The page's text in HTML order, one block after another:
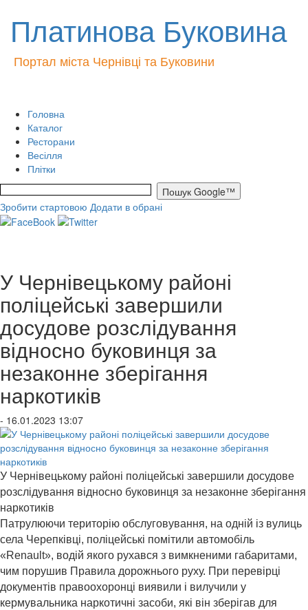
Платинова Буковина
Портал міста Чернівці та Буковини
Головна
Каталог
Ресторани
Весілля
Плітки
Зробити стартовою Додати в обрані
У Чернівецькому районі
поліцейські завершили
досудове розслідування
відносно буковинця за
незаконне зберігання
наркотиків
- 16.01.2023 13:07
У Чернівецькому районі поліцейські завершили досудове
розслідування відносно буковинця за незаконне зберігання
наркотиків
Патрулюючи територію обслуговування, на одній із вулиць
села Черепківці, поліцейські помітили автомобіль
«Renault», водій якого рухався з вимкненими габаритами,
чим порушив Правила дорожнього руху. При перевірці
документів правоохоронці виявили і вилучили у
кермувальника наркотичні засоби, які він зберігав для